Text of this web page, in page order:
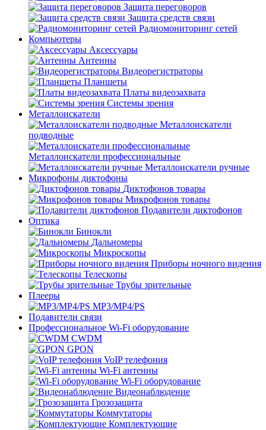
Защита переговоров
Защита средств связи
Радиомониторинг сетей
Компьютеры
Аксессуары
Антенны
Видеорегистраторы
Планшеты
Платы видеозахвата
Системы зрения
Металлоискатели
Металлоискатели
подводные
Металлоискатели профессиональные
Металлоискатели ручные
Микрофоны диктофоны
Диктофонов товары
Микрофонов товары
Подавители диктофонов
Оптика
Бинокли
Дальномеры
Микроскопы
Приборы ночного видения
Телескопы
Трубы зрительные
Плееры
MP3/MP4/PS
Подавители связи
Профессиональное Wi-Fi оборудование
CWDM
GPON
VoIP телефония
Wi-Fi антенны
Wi-Fi оборудование
Видеонаблюдение
Грозозащита
Коммутаторы
Комплектующие